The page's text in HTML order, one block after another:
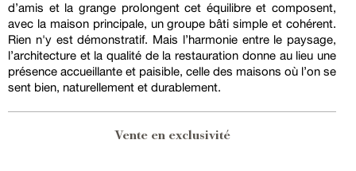
d’amis et la grange prolongent cet équilibre et composent,
avec la maison principale, un groupe bâti simple et cohérent.
Rien n'y est démonstratif. Mais l’harmonie entre le paysage,
l’architecture et la qualité de la restauration donne au lieu une
présence accueillante et paisible, celle des maisons où l’on se
sent bien, naturellement et durablement.
Vente en exclusivité